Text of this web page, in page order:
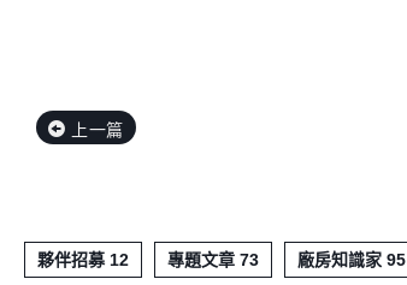
上一篇
夥伴招募 12 專題文章 73 廠房知識家 95